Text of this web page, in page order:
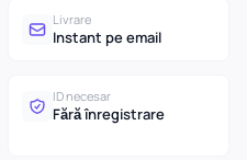
Livrare
Instant pe email
ID necesar
Fără înregistrare